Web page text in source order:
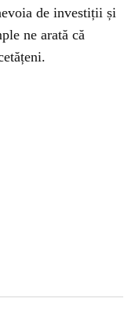
de investiții și
ne arată că